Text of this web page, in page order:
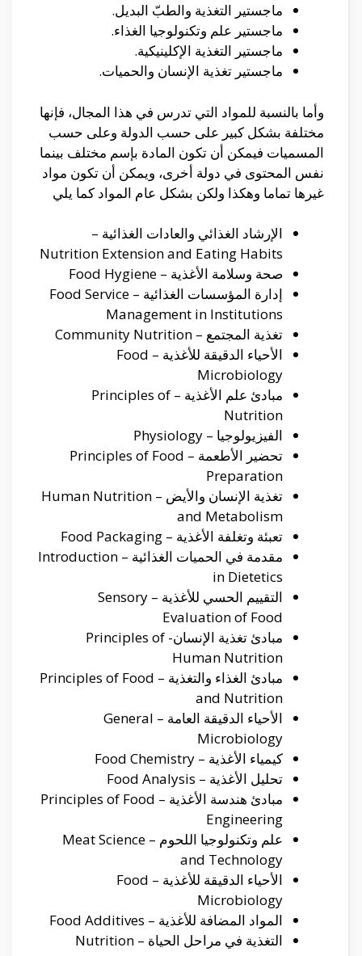
ماجستير التغذية والطبّ البديل.
ماجستير علم وتكنولوجيا الغذاء.
ماجستير التغذية الإكلينيكية.
ماجستير تغذية الإنسان والحميات.
وأما بالنسبة للمواد التي تدرس في هذا المجال، فإنها
مختلفة بشكل كبير على حسب الدولة وعلى حسب
المسميات فيمكن أن تكون المادة بإسم مختلف بينما
نفس المحتوى في دولة أخرى، ويمكن أن تكون مواد
غيرها تماما وهكذا ولكن بشكل عام المواد كما يلي
الإرشاد الغذائي والعادات الغذائية –
Nutrition Extension and Eating Habits
صحة وسلامة الأغذية – Food Hygiene
إدارة المؤسسات الغذائية – Food Service
Management in Institutions
تغذية المجتمع – Community Nutrition
الأحياء الدقيقة للأغذية – Food
Microbiology
مبادئ علم الأغذية – Principles of
Nutrition
الفيزيولوجيا – Physiology
تحضير الأطعمة – Principles of Food
Preparation
تغذية الإنسان والأيض – Human Nutrition
and Metabolism
تعبئة وتغلفة الأغذية – Food Packaging
مقدمة في الحميات الغذائية – Introduction
in Dietetics
التقييم الحسي للأغذية – Sensory
Evaluation of Food
مبادئ تغذية الإنسان- Principles of
Human Nutrition
مبادئ الغذاء والتغذية – Principles of Food
and Nutrition
الأحياء الدقيقة العامة – General
Microbiology
كيمياء الأغذية – Food Chemistry
تحليل الأغذية – Food Analysis
مبادئ هندسة الأغذية – Principles of Food
Engineering
علم وتكنولوجيا اللحوم – Meat Science
and Technology
الأحياء الدقيقة للأغذية – Food
Microbiology
المواد المضافة للأغذية – Food Additives
التغذية في مراحل الحياة – Nutrition